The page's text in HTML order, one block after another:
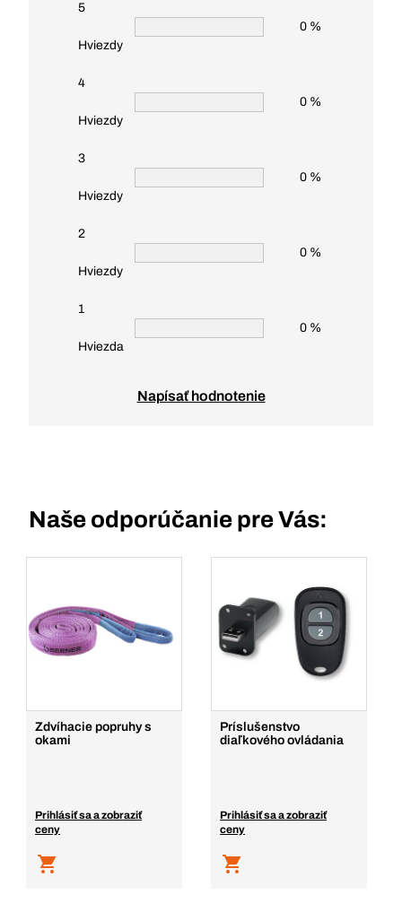
5
Hviezdy
0 %
4
Hviezdy
0 %
3
Hviezdy
0 %
2
Hviezdy
0 %
1
Hviezda
0 %
Napísať hodnotenie
Naše odporúčanie pre Vás:
Zdvíhacie popruhy s
okami
Prihlásiť sa a zobraziť
ceny
Príslušenstvo
diaľkového ovládania
Prihlásiť sa a zobraziť
ceny